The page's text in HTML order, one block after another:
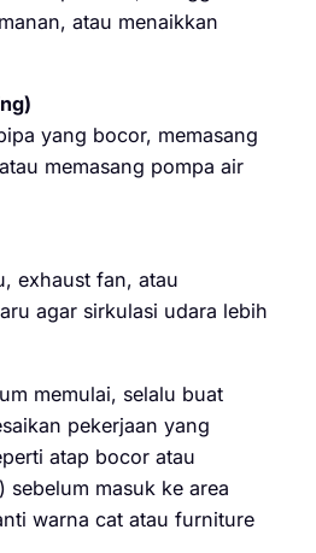
atau menaikkan
yang bocor, memasang
memasang pompa air
exhaust fan, atau
agar sirkulasi udara lebih
memulai, selalu buat
pekerjaan yang
atap bocor atau
sebelum masuk ke area
warna cat atau furniture